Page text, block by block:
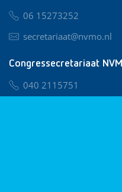
06 15273252
secretariaat@nvmo.nl
Congressecretariaat
040 2115751